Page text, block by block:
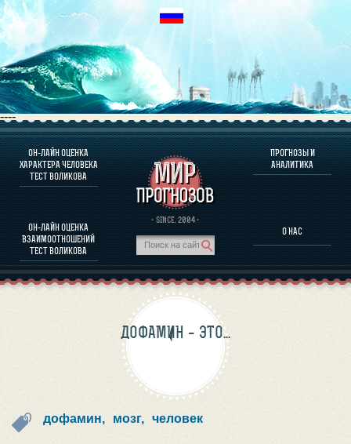
----
ОН-ЛАЙН ОЦЕНКА
ХАРАКТЕРА ЧЕЛОВЕКА
ТЕСТ ВОЛИКОВА
ОН-ЛАЙН ОЦЕНКА
ВЗАИМООТНОШЕНИЙ
ТЕСТ ВОЛИКОВА
· SINCE. 2004 ·
ПРОГНОЗЫ И
АНАЛИТИКА
О НАС
О ПРОГРАММЕ
ОЦЕНКА ХАРАКТЕРA ЧЕЛОВЕКА
ОЦЕНКА ХАРАКТЕРА ВЫДАЮЩИХСЯ ЛИЧНОСТЕЙ
О ПРОГРАММЕ
ПРОГНОЗЫ И АНАЛИТИКА
ДОФАМИН – ЭТО…
дофамин, мозг, человек